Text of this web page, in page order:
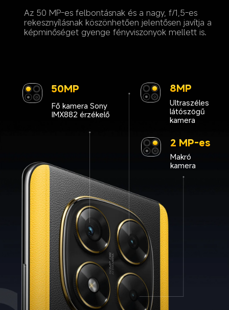
Az 50 MP-es felbontásnak és a nagy, f/1,5-es
rekesznyílásnak köszönhetően jelentősen javítja a
képminőséget gyenge fényviszonyok mellett is.
50MP
Fő kamera Sony
IMX882 érzékelő
8MP
Ultraszéles
látószögű
kamera
2 MP-es
Makró
kamera